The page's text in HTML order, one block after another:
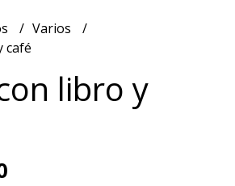
Varios
café
libro y